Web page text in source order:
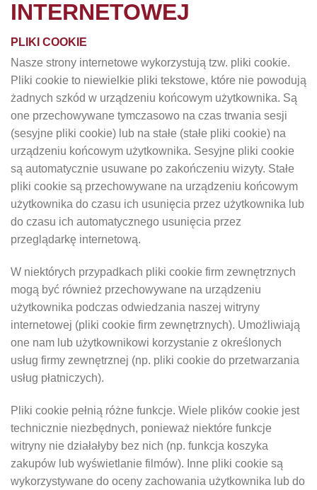
INTERNETOWEJ
PLIKI COOKIE
Nasze strony internetowe wykorzystują tzw. pliki cookie.
Pliki cookie to niewielkie pliki tekstowe, które nie powodują
żadnych szkód w urządzeniu końcowym użytkownika. Są
one przechowywane tymczasowo na czas trwania sesji
(sesyjne pliki cookie) lub na stałe (stałe pliki cookie) na
urządzeniu końcowym użytkownika. Sesyjne pliki cookie
są automatycznie usuwane po zakończeniu wizyty. Stałe
pliki cookie są przechowywane na urządzeniu końcowym
użytkownika do czasu ich usunięcia przez użytkownika lub
do czasu ich automatycznego usunięcia przez
przeglądarkę internetową.
W niektórych przypadkach pliki cookie firm zewnętrznych
mogą być również przechowywane na urządzeniu
użytkownika podczas odwiedzania naszej witryny
internetowej (pliki cookie firm zewnętrznych). Umożliwiają
one nam lub użytkownikowi korzystanie z określonych
usług firmy zewnętrznej (np. pliki cookie do przetwarzania
usług płatniczych).
Pliki cookie pełnią różne funkcje. Wiele plików cookie jest
technicznie niezbędnych, ponieważ niektóre funkcje
witryny nie działałyby bez nich (np. funkcja koszyka
zakupów lub wyświetlanie filmów). Inne pliki cookie są
wykorzystywane do oceny zachowania użytkownika lub do